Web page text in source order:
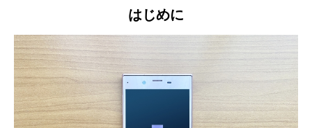
バッテリー
iPhone
はじめに